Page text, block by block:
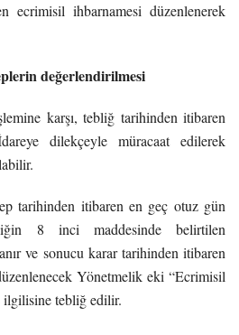
ecrimisil ihbarnamesi düzenlenerek
değerlendirilmesi
karşı, tebliğ tarihinden itibaren
dilekçeyle müracaat edilerek
tarihinden itibaren en geç otuz gün
8 inci maddesinde belirtilen
ve sonucu karar tarihinden itibaren
Yönetmelik eki “Ecrimisil
ilgilisine tebliğ edilir.